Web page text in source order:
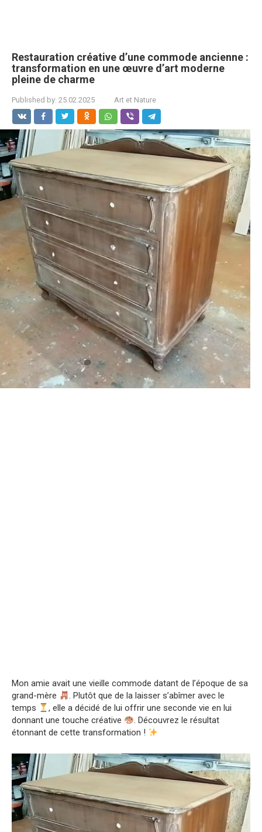
Restauration créative d’une commode ancienne :
transformation en une œuvre d’art moderne
pleine de charme
Published by: 25.02.2025 Art et Nature
Mon amie avait une vieille commode datant de l’époque de sa
grand-mère
. Plutôt que de la laisser s’abîmer avec le
temps
, elle a décidé de lui offrir une seconde vie en lui
donnant une touche créative
. Découvrez le résultat
étonnant de cette transformation !